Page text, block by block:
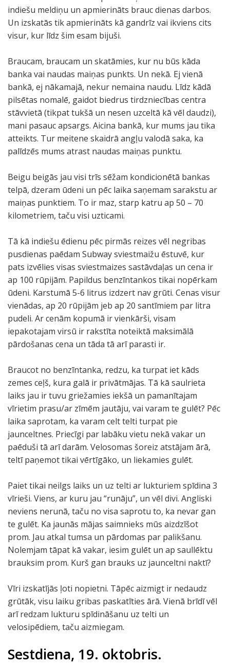
indiešu meldiņu un apmierināts brauc dienas darbos.
Un izskatās tik apmierināts kā gandrīz vai ikviens cits
visur, kur līdz šim esam bijuši.
Braucam, braucam un skatāmies, kur nu būs kāda
banka vai naudas maiņas punkts. Un nekā. Ej vienā
bankā, ej nākamajā, nekur nemaina naudu. Līdz kādā
pilsētas nomalē, gaidot biedrus tirdzniecības centra
stāvvietā (tikpat tukšā un nesen uzceltā kā vēl daudzi),
mani pasauc apsargs. Aicina bankā, kur mums jau tika
atteikts. Tur meitene skaidrā angļu valodā saka, ka
palīdzēs mums atrast naudas maiņas punktu.
Beigu beigās jau visi trīs sēžam kondicionētā bankas
telpā, dzeram ūdeni un pēc laika saņemam sarakstu ar
maiņas punktiem. To ir maz, starp katru ap 50 – 70
kilometriem, taču visi uzticami.
Tā kā indiešu ēdienu pēc pirmās reizes vēl negribas
pusdienas paēdam Subway sviestmaižu ēstuvē, kur
pats izvēlies visas sviestmaizes sastāvdaļas un cena ir
ap 100 rūpijām. Papildus benzīntankos tikai nopērkam
ūdeni. Karstumā 5-6 litrus izdzert nav grūti. Cenas visur
vienādas, ap 20 rūpijām jeb ap 20 santīmiem par litra
pudeli. Ar cenām kopumā ir vienkārši, visam
iepakotajam virsū ir rakstīta noteiktā maksimālā
pārdošanas cena un tāda tā arī parasti ir.
Braucot no benzīntanka, redzu, ka turpat iet kāds
zemes ceļš, kura galā ir privātmājas. Tā kā saulrieta
laiks jau ir tuvu griežamies iekšā un pamanītajam
vīrietim prasu/ar zīmēm jautāju, vai varam te gulēt? Pēc
laika saprotam, ka varam celt telti turpat pie
jaunceltnes. Priecīgi par labāku vietu nekā vakar un
paēduši tā arī darām. Velosomas šoreiz atstājam ārā,
teltī paņemot tikai vērtīgāko, un liekamies gulēt.
Paiet tikai neilgs laiks un uz telti ar lukturiem spīdina 3
vīrieši. Viens, ar kuru jau “runāju”, un vēl divi. Angliski
neviens nerunā, taču no visa saprotu to, ka nevar gan
te gulēt. Ka jaunās mājas saimnieks mūs aizdzīšot
prom. Jau atkal tumsa un pārdomas par palikšanu.
Nolemjam tāpat kā vakar, iesim gulēt un ap saullēktu
brauksim prom. Kurš gan brauks uz jaunceltni naktī?
Vīri izskatījās ļoti nopietni. Tāpēc aizmigt ir nedaudz
grūtāk, visu laiku gribas paskatīties ārā. Vienā brīdī vēl
arī redzam lukturu spīdināšanu uz telti un
velosipēdiem, taču aizmiegam.
Sestdiena, 19. oktobris.